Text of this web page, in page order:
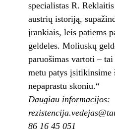
specialistas R.
austrių istoriją,
įrankiais, leis patiems
geldeles. Moliuskų
paruošimas vartoti –
metu patys įsitikinsime
nepaprastu skoniu.“
Daugiau informacijos:
86 16 45 051